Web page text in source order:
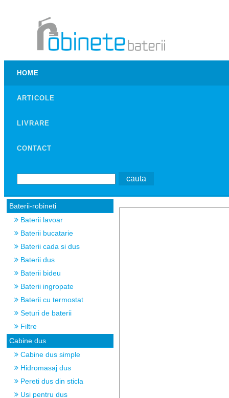
HOME
ARTICOLE
LIVRARE
CONTACT
Baterii-robineti
Baterii lavoar
Baterii bucatarie
Baterii cada si dus
Baterii dus
Baterii bideu
Baterii ingropate
Baterii cu termostat
Seturi de baterii
Filtre
Cabine dus
Cabine dus simple
Hidromasaj dus
Pereti dus din sticla
Usi pentru dus